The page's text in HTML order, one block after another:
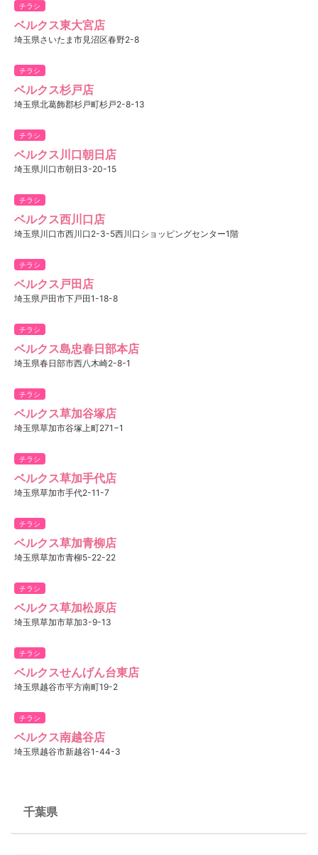
チラシ
ベルクス東大宮店
埼玉県さいたま市見沼区春野2-8
チラシ
ベルクス杉戸店
埼玉県北葛飾郡杉戸町杉戸2-8-13
チラシ
ベルクス川口朝日店
埼玉県川口市朝日3-20-15
チラシ
ベルクス西川口店
埼玉県川口市西川口2-3-5西川口ショッピングセンター1階
チラシ
ベルクス戸田店
埼玉県戸田市下戸田1-18-8
チラシ
ベルクス島忠春日部本店
埼玉県春日部市西八木崎2-8-1
チラシ
ベルクス草加谷塚店
埼玉県草加市谷塚上町271−1
チラシ
ベルクス草加手代店
埼玉県草加市手代2-11-7
チラシ
ベルクス草加青柳店
埼玉県草加市青柳5-22-22
チラシ
ベルクス草加松原店
埼玉県草加市草加3-9-13
チラシ
ベルクスせんげん台東店
埼玉県越谷市平方南町19-2
チラシ
ベルクス南越谷店
埼玉県越谷市新越谷1-44-3
千葉県